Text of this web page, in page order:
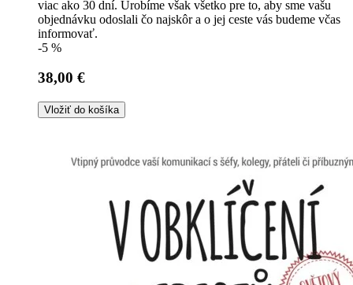
viac ako 30 dní. Urobíme však všetko pre to, aby sme vašu
objednávku odoslali čo najskôr a o jej ceste vás budeme včas
informovať.
-5 %
38,00 €
Vložiť do košíka